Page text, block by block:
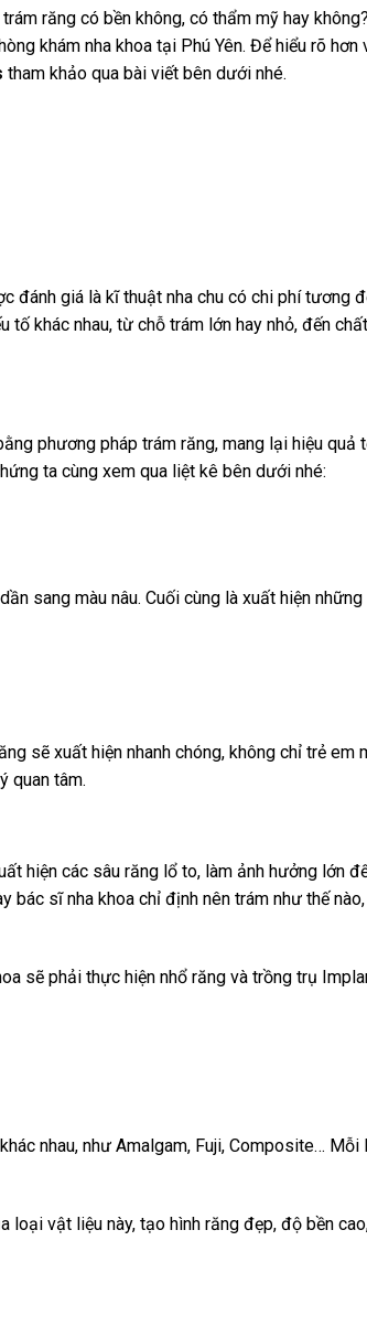
răng có bền không, có thẩm mỹ hay
khám nha khoa tại Phú Yên. Để hiểu rõ hơn
tham khảo qua bài viết bên dưới nhé.
đánh giá là kĩ thuật nha chu có chi phí tương
khác nhau, từ chỗ trám lớn hay nhỏ, đến
phương pháp trám răng, mang lại hiệu quả
ta cùng xem qua liệt kê bên dưới nhé:
sang màu nâu. Cuối cùng là xuất hiện
sẽ xuất hiện nhanh chóng, không chỉ trẻ em
quan tâm.
hiện các sâu răng lổ to, làm ảnh hưởng lớn
bác sĩ nha khoa chỉ định nên trám như thế
sẽ phải thực hiện nhổ răng và trồng trụ
nhau, như Amalgam, Fuji, Composite…
vật liệu này, tạo hình răng đẹp, độ bền